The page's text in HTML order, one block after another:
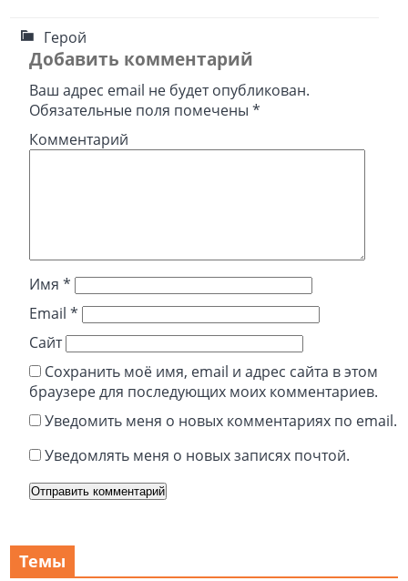
Герой
Добавить комментарий
Ваш адрес email не будет опубликован.
Обязательные поля помечены*
Комментарий
Имя*
Email*
Сайт
Сохранить моё имя, email и адрес сайта в этом
браузере для последующих моих комментариев.
Уведомить меня о новых комментариях по email.
Уведомлять меня о новых записях почтой.
Темы